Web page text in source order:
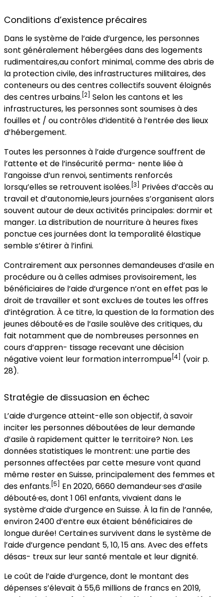
Conditions d’existence précaires
Dans le système de l’aide d’urgence, les personnes
sont généralement hébergées dans des logements
rudimentaires,au confort minimal, comme des abris de
la protection civile, des infrastructures militaires, des
conteneurs ou des centres collectifs souvent éloignés
des centres urbains. [2] Selon les cantons et les
infrastructures, les personnes sont soumises à des
fouilles et / ou contrôles d’identité à l’entrée des lieux
d’hébergement.
Toutes les personnes à l’aide d’urgence souffrent de
l’attente et de l’insécurité perma- nente liée à
l’angoisse d’un renvoi, sentiments renforcés
lorsqu’elles se retrouvent isolées. [3]
Privées d’accès au
travail et d’autonomie,leurs journées s’organisent alors
souvent autour de deux activités principales: dormir et
manger. La distribution de nourriture à heures fixes
ponctue ces journées dont la temporalité élastique
semble s’étirer à l’infini.
Contrairement aux personnes demandeuses d’asile en
procédure ou à celles admises provisoirement, les
bénéficiaires de l’aide d’urgence n’ont en effet pas le
droit de travailler et sont exclu·es de toutes les offres
d’intégration. À ce titre, la question de la formation des
jeunes débouté·es de l’asile soulève des critiques, du
fait notamment que de nombreuses personnes en
cours d’appren- tissage recevant une décision
négative voient leur formation interrompue [4]
(voir p.
28).
Stratégie de dissuasion en échec
L’aide d’urgence atteint-elle son objectif, à savoir
inciter les personnes déboutées de leur demande
d’asile à rapidement quitter le territoire? Non. Les
données statistiques le montrent: une partie des
personnes affectées par cette mesure vont quand
même rester en Suisse, principalement des femmes et
des enfants. [5]
En 2020, 6660 demandeur·ses d’asile
débouté·es, dont 1 061 enfants, vivaient dans le
système d’aide d’urgence en Suisse. À la fin de l’année,
environ 2400 d’entre eux étaient bénéficiaires de
longue durée! Certain·es survivent dans le système de
l’aide d’urgence pendant 5, 10, 15 ans. Avec des effets
désas- treux sur leur santé mentale et leur dignité.
Le coût de l’aide d’urgence, dont le montant des
dépenses s’élevait à 55,6 millions de francs en 2019,